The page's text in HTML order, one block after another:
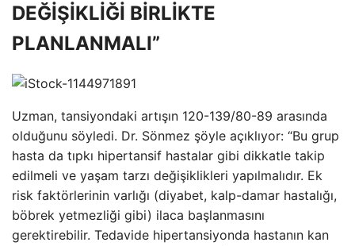
DEĞİŞİKLİĞİ BİRLİKTE
PLANLANMALI”
Uzman, tansiyondaki artışın 120-139/80-89 arasında
olduğunu söyledi. Dr. Sönmez şöyle açıklıyor: “Bu grup
hasta da tıpkı hipertansif hastalar gibi dikkatle takip
edilmeli ve yaşam tarzı değişiklikleri yapılmalıdır. Ek
risk faktörlerinin varlığı (diyabet, kalp-damar hastalığı,
böbrek yetmezliği gibi) ilaca başlanmasını
gerektirebilir. Tedavide hipertansiyonda hastanın kan